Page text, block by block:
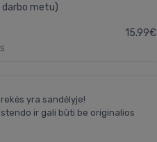
metu)
15.99€
yra sandėlyje!
ir gali būti be originalios